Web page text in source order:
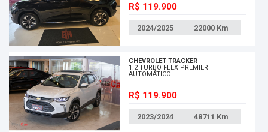
R$ 119.900
2024/2025 22000 Km
CHEVROLET TRACKER
1.2 TURBO FLEX PREMIER
AUTOMÁTICO
R$ 119.900
2023/2024 48711 Km